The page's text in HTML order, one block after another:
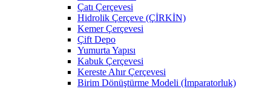
Çatı Çerçevesi
Hidrolik Çerçeve (ÇİRKİN)
Kemer Çerçevesi
Çift Depo
Yumurta Yapısı
Kabuk Çerçevesi
Kereste Ahır Çerçevesi
Birim Dönüştürme Modeli (İmparatorluk)